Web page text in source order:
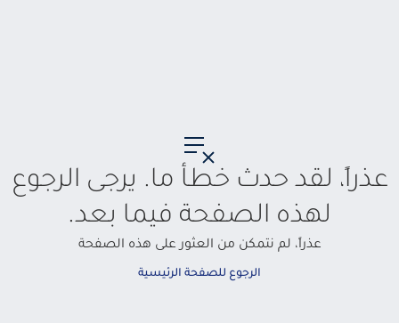
عذراً، لقد حدث خطأ ما. يرجى الرجوع
لهذه الصفحة فيما بعد.
عذراً، لم نتمكن من العثور على هذه الصفحة
الرجوع للصفحة الرئيسية